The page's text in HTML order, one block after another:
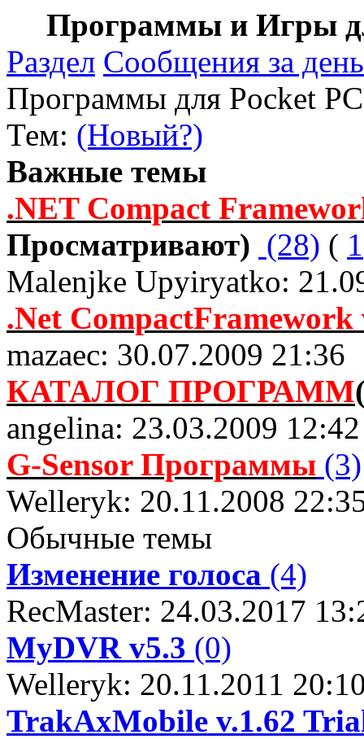
Программы и Игры
Раздел Сообщения за день
Программы для Pocket PC
Тем: (Новый?)
Важные темы
.NET Compact
Просматривают) (28) ( 1
Malenjke Upyiryatko:
.Net CompactFramework
mazaec: 30.07.2009 21:36
КАТАЛОГ ПРОГРАММ
angelina: 23.03.2009 12:42
G-Sensor Программы (3)
Welleryk: 20.11.2008
Обычные темы
Изменение голоса (4)
RecMaster: 24.03.2017
MyDVR v5.3 (0)
Welleryk: 20.11.2011
TrakAxMobile v.1.62